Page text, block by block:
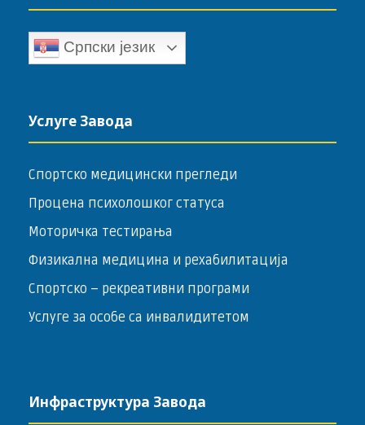
Српски језик
Услуге Завода
Спортско медицински прегледи
Процена психолошког статуса
Моторичка тестирања
Физикална медицина и рехабилитација
Спортско – ­рекреативни програми
Услуге за особе са инвалидитетом
Инфраструктура Завода